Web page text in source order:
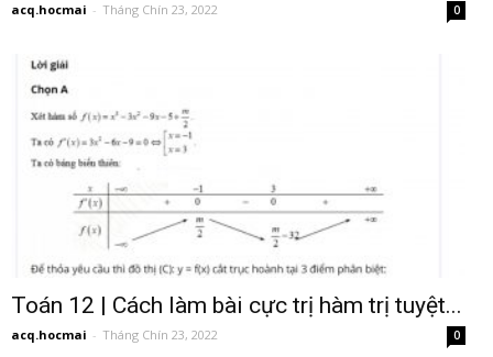
acq.hocmai - Tháng Chín 23, 2022 0
Toán 12 | Cách làm bài cực trị hàm trị tuyệt...
acq.hocmai - Tháng Chín 23, 2022 0